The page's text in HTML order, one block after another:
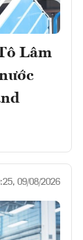
Lâm
09/08/2026